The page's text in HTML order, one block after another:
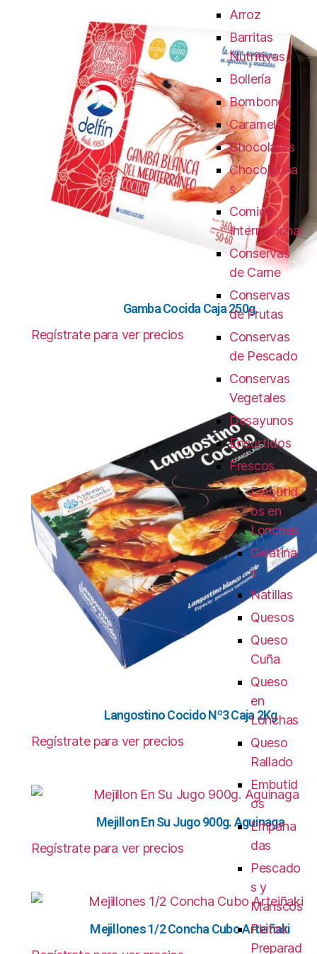
Gamba Cocida Caja 250g.
Regístrate para ver precios
Langostino Cocido Nº3 Caja 2Kg
Regístrate para ver precios
Mejillon En Su Jugo 900g. Aguinaga
Regístrate para ver precios
Mejillones 1/2 Concha Cubo Arteiñaki
Arroz
Barritas
Nutritivas
Bollería
Bombones
Caramelos
Chocolates
Chocolatina
s
Comida
Internacional
Conservas
de Carne
Conservas
de Frutas
Conservas
de Pescado
Conservas
Vegetales
Desayunos
Encurtidos
Frescos
Embutid
os en
Lonchas
Gelatina
s
Natillas
Quesos
Queso
Cuña
Queso
en
Lonchas
Queso
Rallado
Embutid
os
Empana
das
Pescado
s y
Mariscos
Platos
Preparad